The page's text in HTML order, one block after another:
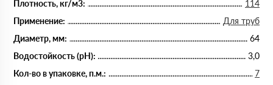
Плотность, кг/м3:
114
Применение:
Для труб
Диаметр, мм:
64
Водостойкость (рН):
3,0
Кол-во в упаковке, п.м.:
7